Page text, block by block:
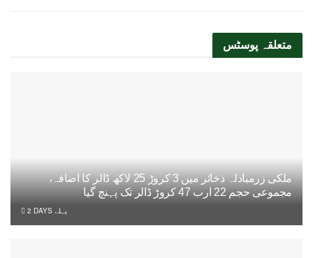
متعلقہ پوسٹس
ملکی زرمبادلہ ذخائر میں 3 کروڑ 25 لاکھ ڈالر کا اضافہ،
مجموعی حجم 22 ارب 47 کروڑ ڈالر تک پہنچ گیا
2 DAYS پہلے